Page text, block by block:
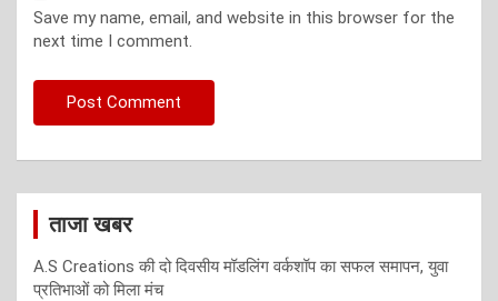
Save my name, email, and website in this browser for the
next time I comment.
ताजा खबर
A.S Creations की दो दिवसीय मॉडलिंग वर्कशॉप का सफल समापन, युवा
प्रतिभाओं को मिला मंच